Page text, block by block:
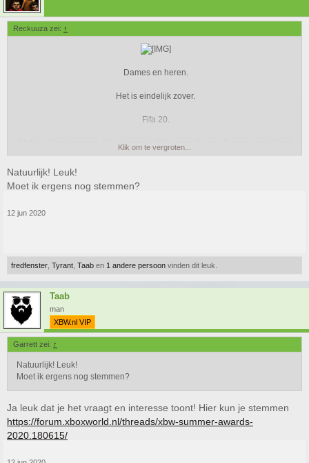
Reckuuza zei: ↑
Dames en heren.
Het is eindelijk zover.
Fifa 20.
Met z'n allen rammen. Een toernooi. Alles voor die eer. De eeuwege faam
XBOXWORLD
FIFA 20 KAMPIOEN 2020
Heeft dit toernooi kans van slagen? Ik zeg je nu alvast nee.​
Klik om te vergroten...
Natuurlijk! Leuk!
Moet ik ergens nog stemmen?
12 jun 2020
fredfenster Tyrant Taab en 1 andere persoon vinden dit leuk.
Taab
man
XBW.nl VIP
Garrett zei: ↑
Natuurlijk! Leuk!
Moet ik ergens nog stemmen?
Ja leuk dat je het vraagt en interesse toont! Hier kun je stemmen
https://forum.xboxworld.nl/threads/xbw-summer-awards-
2020.180615/